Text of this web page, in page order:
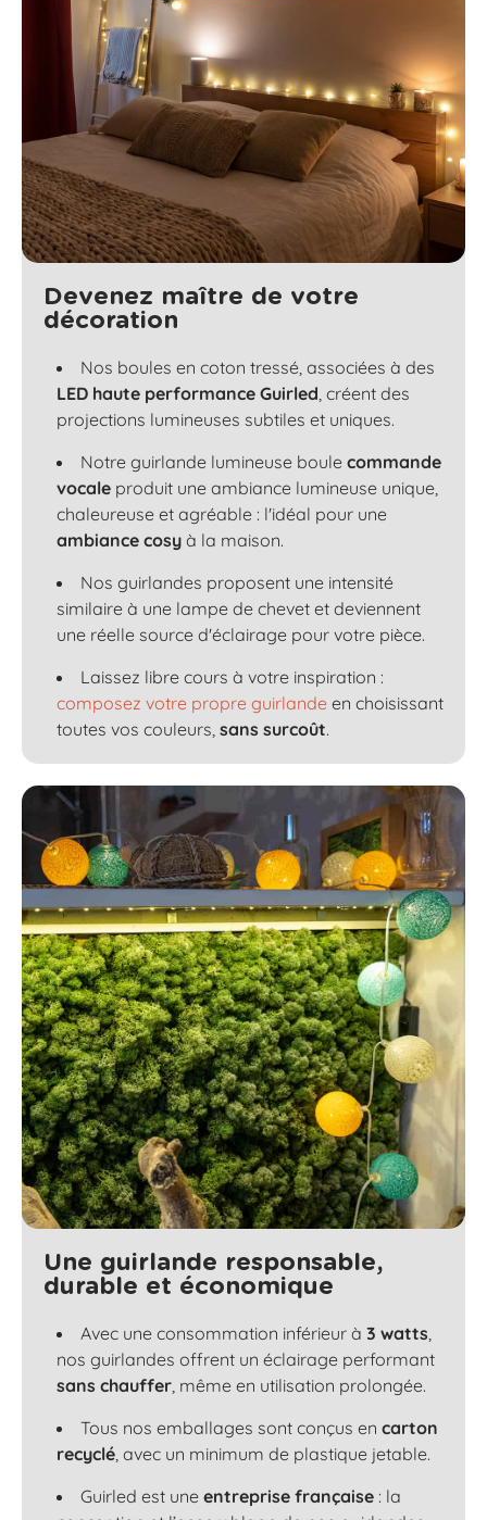
Devenez maître de votre
décoration
Nos boules en coton tressé, associées à des
LED haute performance Guirled, créent des
projections lumineuses subtiles et uniques.
Notre guirlande lumineuse boule commande
vocale produit une ambiance lumineuse unique,
chaleureuse et agréable : l'idéal pour une
ambiance cosy à la maison.
Nos guirlandes proposent une intensité
similaire à une lampe de chevet et deviennent
une réelle source d'éclairage pour votre pièce.
Laissez libre cours à votre inspiration :
composez votre propre guirlande en choisissant
toutes vos couleurs, sans surcoût.
Une guirlande responsable,
durable et économique
Avec une consommation inférieur à 3 watts,
nos guirlandes offrent un éclairage performant
sans chauffer, même en utilisation prolongée.
Tous nos emballages sont conçus en carton
recyclé, avec un minimum de plastique jetable.
Guirled est une entreprise française : la